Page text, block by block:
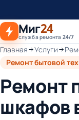
основному
контенту
Миг24
служба ремонта 24/7
Главная Услуги
Ремонт бытовой
Ремонт
шкафов